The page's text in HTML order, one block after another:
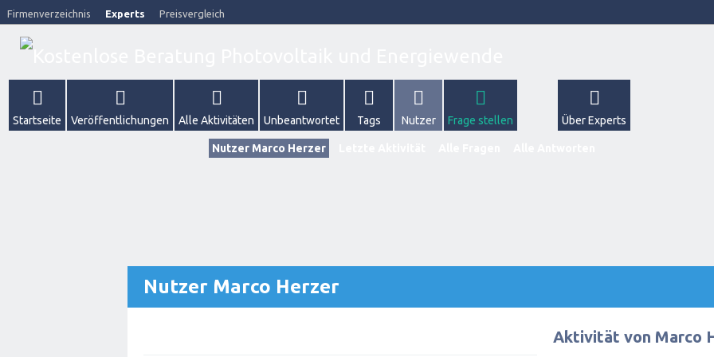
Firmenverzeichnis Experts Preisvergleich
Startseite Veröffentlichungen Alle Aktivitäten Unbeantwortet Tags Nutzer Frage stellen Über Experts
Nutzer Marco Herzer
Nutzer Marco Herzer
Aktivität von Marco